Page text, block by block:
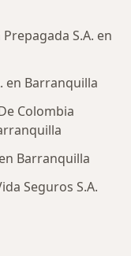
S.A. en
en Barranquilla
Colombia
Barranquilla
Seguros S.A.